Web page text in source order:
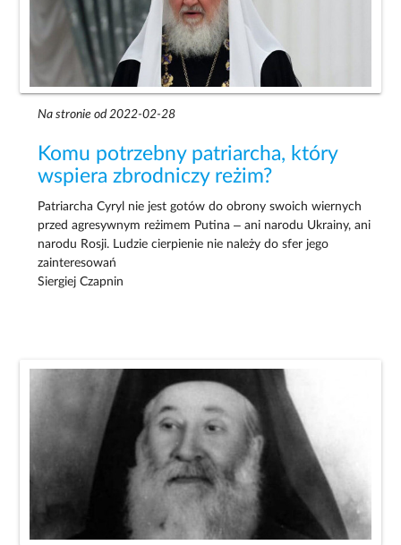
Na stronie od 2022-02-28
Komu potrzebny patriarcha, który
wspiera zbrodniczy reżim?
Patriarcha Cyryl nie jest gotów do obrony swoich wiernych
przed agresywnym reżimem Putina – ani narodu Ukrainy, ani
narodu Rosji. Ludzie cierpienie nie należy do sfer jego
zainteresowań
Siergiej Czapnin